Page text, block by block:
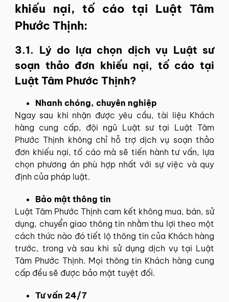
khiếu nại, tố cáo tại Luật Tâm
Phước Thịnh:
3.1. Lý do lựa chọn dịch vụ Luật sư
soạn thảo đơn khiếu nại, tố cáo tại
Luật Tâm Phước Thịnh?
Nhanh chóng, chuyên nghiệp
Ngay sau khi nhận được yêu cầu, tài liệu Khách
hàng cung cấp, đội ngũ Luật sư tại Luật Tâm
Phước Thịnh không chỉ hỗ trợ dịch vụ soạn thảo
đơn khiếu nại, tố cáo mà sẽ tiến hành tư vấn, lựa
chọn phương án phù hợp nhất với sự việc và quy
định của pháp luật.
Bảo mật thông tin
Luật Tâm Phước Thịnh cam kết không mua, bán, sử
dụng, chuyển giao thông tin nhằm thu lợi theo một
cách thức nào đó tiết lộ thông tin của Khách hàng
trước, trong và sau khi sử dụng dịch vụ tại Luật
Tâm Phước Thịnh. Mọi thông tin Khách hàng cung
cấp đều sẽ được bảo mật tuyệt đối.
Tư vấn 24/7